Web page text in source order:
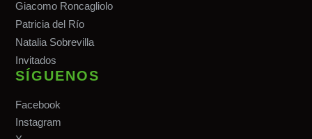
Giacomo Roncagliolo
Patricia del Río
Natalia Sobrevilla
Invitados
SÍGUENOS
Facebook
Instagram